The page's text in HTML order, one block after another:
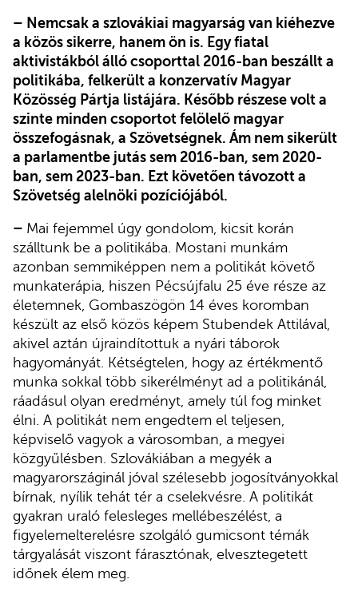
– Nemcsak a szlovákiai magyarság van kiéhezve
a közös sikerre, hanem ön is. Egy fiatal
aktivistákból álló csoporttal 2016-ban beszállt a
politikába, felkerült a konzervatív Magyar
Közösség Pártja listájára. Később részese volt a
szinte minden csoportot felölelő magyar
összefogásnak, a Szövetségnek. Ám nem sikerült
a parlamentbe jutás sem 2016-ban, sem 2020-
ban, sem 2023-ban. Ezt követően távozott a
Szövetség alelnöki pozíciójából.
– Mai fejemmel úgy gondolom, kicsit korán
szálltunk be a politikába. Mostani munkám
azonban semmiképpen nem a politikát követő
munkaterápia, hiszen Pécsújfalu 25 éve része az
életemnek, Gombaszögön 14 éves koromban
készült az első közös képem Stubendek Attilával,
akivel aztán újraindítottuk a nyári táborok
hagyományát. Kétségtelen, hogy az értékmentő
munka sokkal több sikerélményt ad a politikánál,
ráadásul olyan eredményt, amely túl fog minket
élni. A politikát nem engedtem el teljesen,
képviselő vagyok a városomban, a megyei
közgyűlésben. Szlovákiában a megyék a
magyarországinál jóval szélesebb jogosítványokkal
bírnak, nyílik tehát tér a cselekvésre. A politikát
gyakran uraló felesleges mellébeszélést, a
figyelemelterelésre szolgáló gumicsont témák
tárgyalását viszont fárasztónak, elvesztegetett
időnek élem meg.